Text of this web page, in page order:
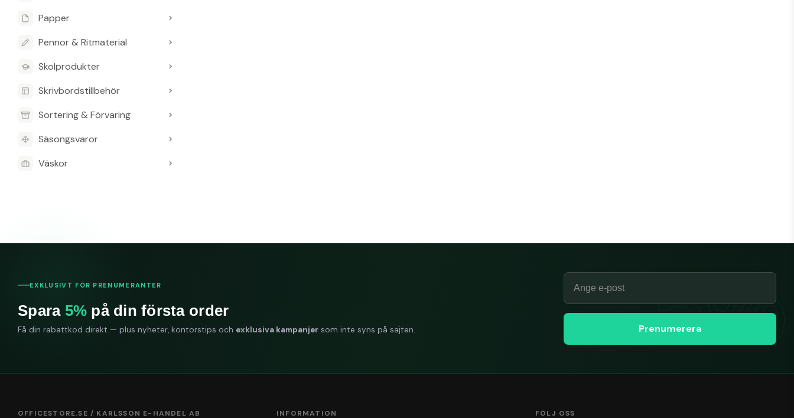
Papper
Pennor & Ritmaterial
Skolprodukter
Skrivbordstillbehör
Sortering & Förvaring
Säsongsvaror
Väskor
OFFICESTORE.SE / KARLSSON E-HANDEL AB INFORMATION FÖLJ OSS
EXKLUSIVT FÖR PRENUMERANTER
Spara 5% på din första order
Få din rabattkod direkt — plus nyheter, kontorstips och exklusiva kampanjer som inte syns på sajten.
Email
Prenumerera